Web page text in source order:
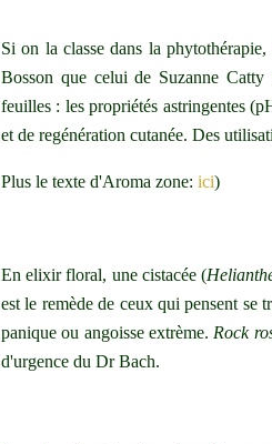
Si on la classe dans la
Bosson que celui de Suzanne
feuilles : les propriétés astringentes
et de regénération cutanée. Des
Plus le texte d'Aroma zone: ici)
En elixir floral, une cistacée (
est le remède de ceux qui pensent se
panique ou angoisse extrème. Rock
d'urgence du Dr Bach.